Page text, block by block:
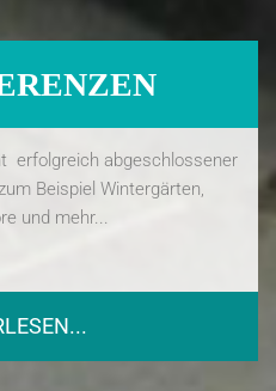
erfolgreich abgeschlossener
Beispiel Wintergärten,
und mehr...